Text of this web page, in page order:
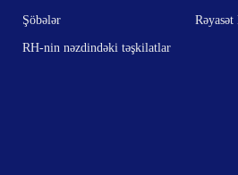
Şöbələr
RH-nin nəzdindəki təşkilatlar